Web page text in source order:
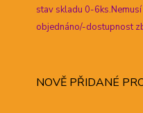
stav skladu 0-
objednáno/-dostupnost
NOVĚ PŘIDANÉ